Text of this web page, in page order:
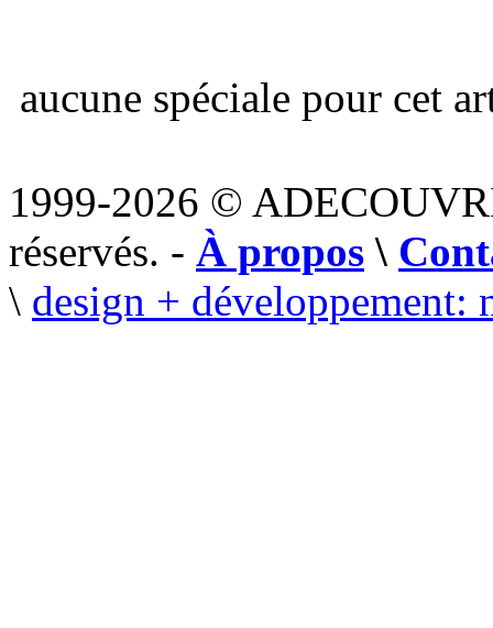
aucune spéciale pour cet
1999-2026 ©
réservés. - À propos \
\ design + développement: